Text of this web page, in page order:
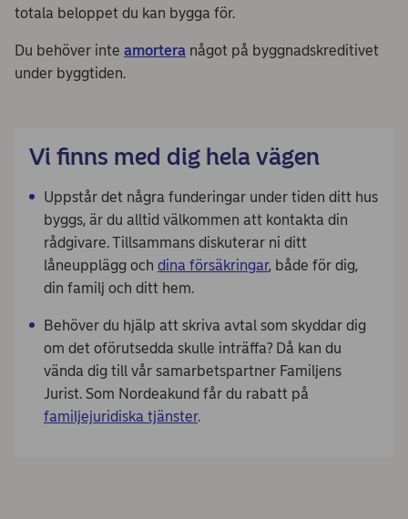
totala beloppet du kan bygga för.
Du behöver inte amortera något på byggnadskreditivet
under byggtiden.
Vi finns med dig hela vägen
Uppstår det några funderingar under tiden ditt hus
byggs, är du alltid välkommen att kontakta din
rådgivare. Tillsammans diskuterar ni ditt
låneupplägg och dina försäkringar, både för dig,
din familj och ditt hem.
Behöver du hjälp att skriva avtal som skyddar dig
om det oförutsedda skulle inträffa? Då kan du
vända dig till vår samarbetspartner Familjens
Jurist. Som Nordeakund får du rabatt på
familjejuridiska tjänster.